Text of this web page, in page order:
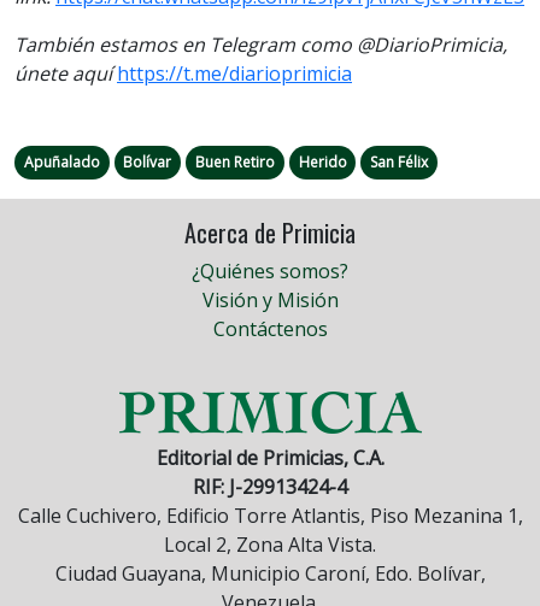
También estamos en Telegram como @DiarioPrimicia,
únete aquí https://t.me/diarioprimicia
Apuñalado Bolívar Buen Retiro Herido San Félix
Acerca de Primicia
¿Quiénes somos?
Visión y Misión
Contáctenos
Editorial de Primicias, C.A.
RIF: J-29913424-4
Calle Cuchivero, Edificio Torre Atlantis, Piso Mezanina 1,
Local 2, Zona Alta Vista.
Ciudad Guayana, Municipio Caroní, Edo. Bolívar,